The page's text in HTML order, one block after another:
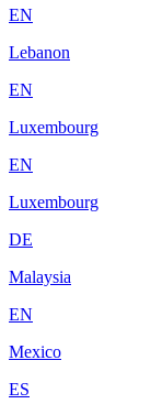
EN
Lebanon
EN
Luxembourg
EN
Luxembourg
DE
Malaysia
EN
Mexico
ES